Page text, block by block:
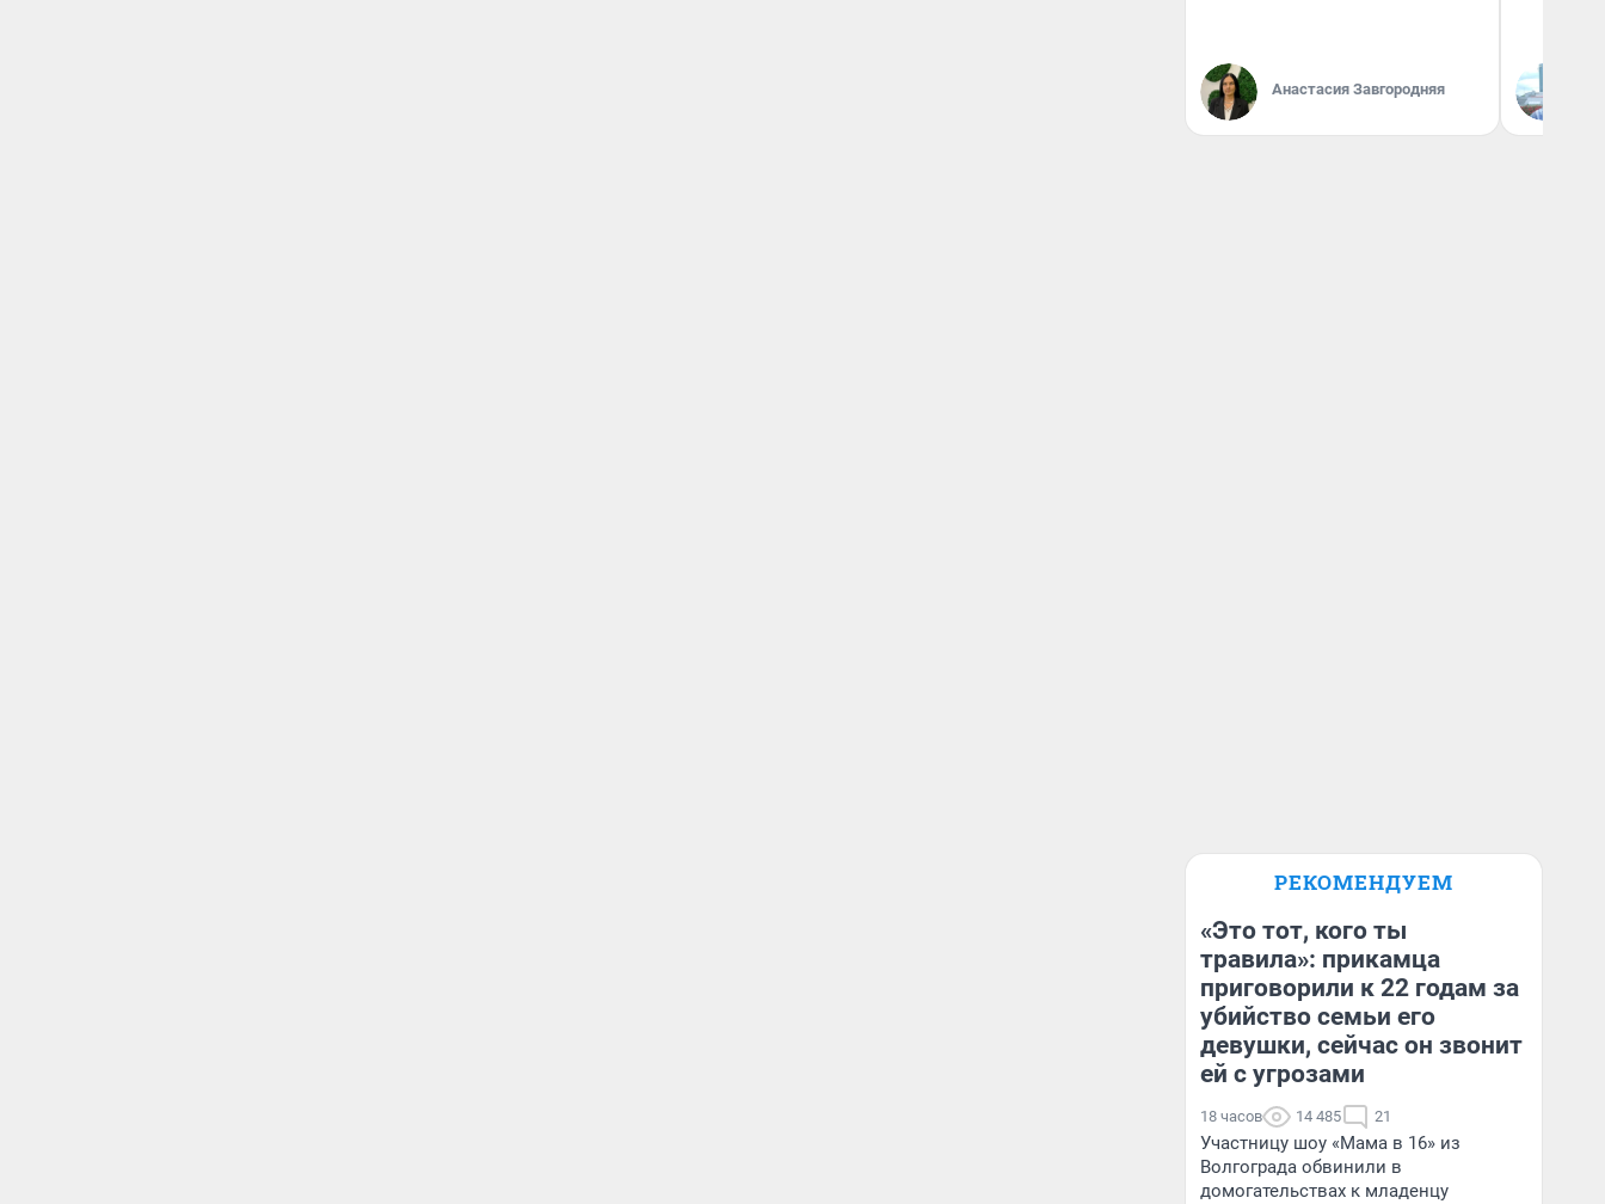
Анастасия Завгородняя
РЕКОМЕНДУЕМ
«Это тот, кого ты
травила»: прикамца
приговорили к 22 годам за
убийство семьи его
девушки, сейчас он звонит
ей с угрозами
18 часов 14 485 21
Участницу шоу «Мама в 16» из
Волгограда обвинили в
домогательствах к младенцу